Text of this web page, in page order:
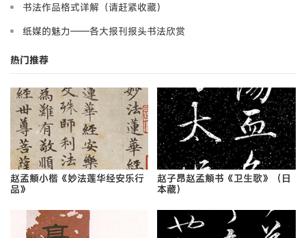
书法作品格式详解（请赶紧收藏）
纸媒的魅力——各大报刊报头书法欣赏
热门推荐
赵孟頫小楷《妙法莲华经安乐行
品》
赵子昂赵孟頫书《卫生歌》（日
本藏）